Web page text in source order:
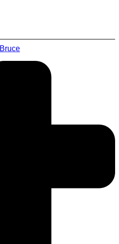
Bruce